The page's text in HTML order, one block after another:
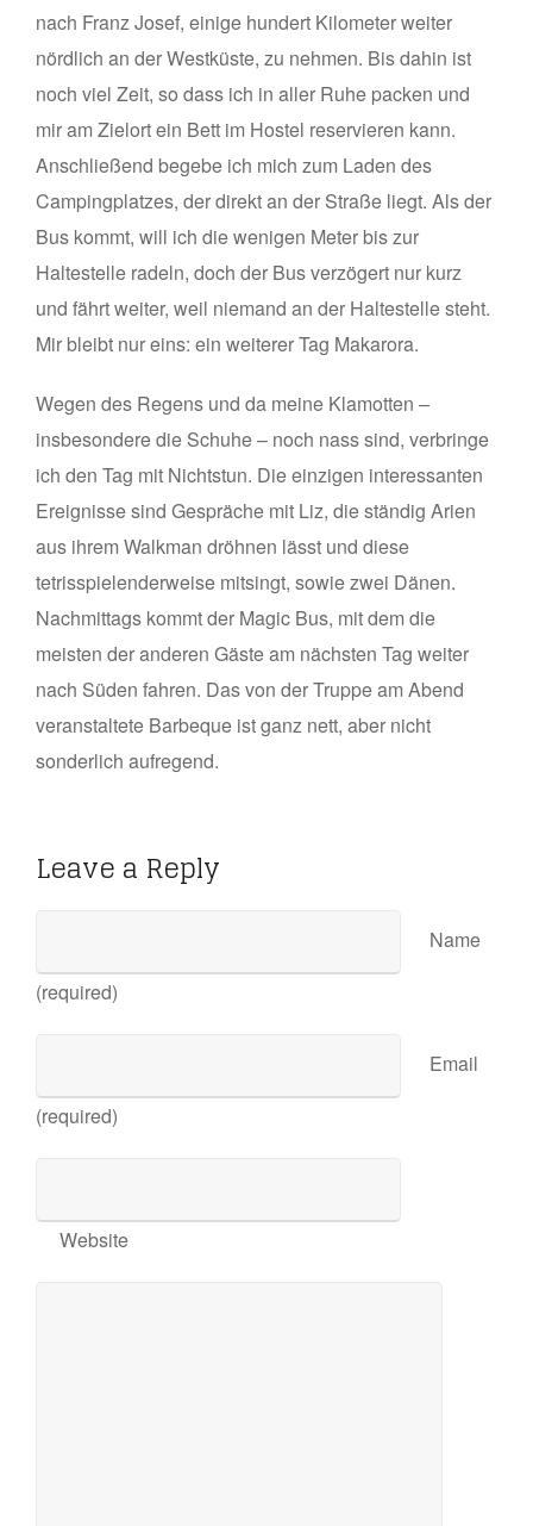
nach Franz Josef, einige hundert Kilometer weiter
nördlich an der Westküste, zu nehmen. Bis dahin ist
noch viel Zeit, so dass ich in aller Ruhe packen und
mir am Zielort ein Bett im Hostel reservieren kann.
Anschließend begebe ich mich zum Laden des
Campingplatzes, der direkt an der Straße liegt. Als der
Bus kommt, will ich die wenigen Meter bis zur
Haltestelle radeln, doch der Bus verzögert nur kurz
und fährt weiter, weil niemand an der Haltestelle steht.
Mir bleibt nur eins: ein weiterer Tag Makarora.
Wegen des Regens und da meine Klamotten –
insbesondere die Schuhe – noch nass sind, verbringe
ich den Tag mit Nichtstun. Die einzigen interessanten
Ereignisse sind Gespräche mit Liz, die ständig Arien
aus ihrem Walkman dröhnen lässt und diese
tetrisspielenderweise mitsingt, sowie zwei Dänen.
Nachmittags kommt der Magic Bus, mit dem die
meisten der anderen Gäste am nächsten Tag weiter
nach Süden fahren. Das von der Truppe am Abend
veranstaltete Barbeque ist ganz nett, aber nicht
sonderlich aufregend.
Leave a Reply
Name
(required)
Email
(required)
Website